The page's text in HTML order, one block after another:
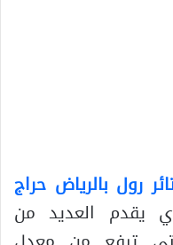
رول بالرياض حراج
يقدم العديد من